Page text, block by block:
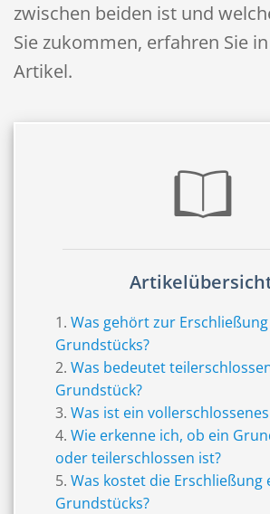
zwischen beiden ist und
Sie zukommen, erfahren Sie
Artikel.
Was gehört zur
Grundstücks?
Was bedeutet
Grundstück?
Was ist ein
Wie erkenne ich, ob ein
oder teilerschlossen ist?
Was kostet die Erschließung
Grundstücks?